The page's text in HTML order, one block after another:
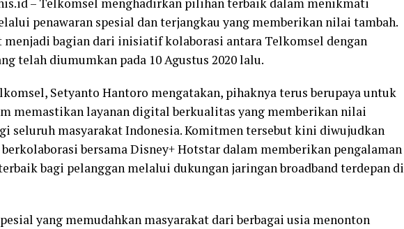
– Telkomsel menghadirkan pilihan terbaik dalam menikmati
penawaran spesial dan terjangkau yang memberikan nilai tambah.
menjadi bagian dari inisiatif kolaborasi antara Telkomsel dengan
telah diumumkan pada 10 Agustus 2020 lalu.
Setyanto Hantoro mengatakan, pihaknya terus berupaya untuk
memastikan layanan digital berkualitas yang memberikan nilai
seluruh masyarakat Indonesia. Komitmen tersebut kini diwujudkan
bersama Disney+ Hotstar dalam memberikan pengalaman
bagi pelanggan melalui dukungan jaringan broadband terdepan di
yang memudahkan masyarakat dari berbagai usia menonton